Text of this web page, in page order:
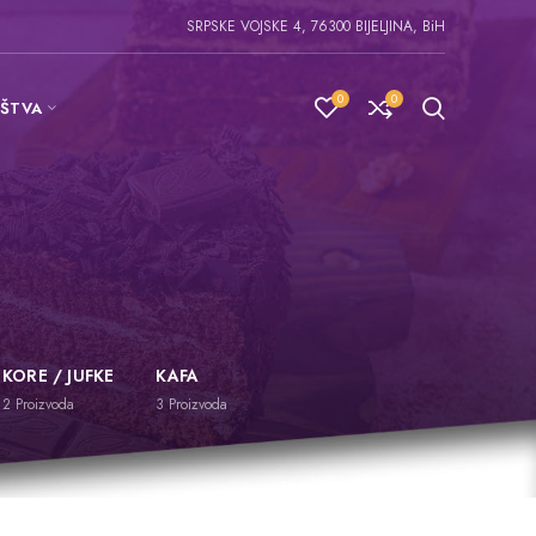
SRPSKE VOJSKE 4, 76300 BIJELJINA, BiH
0 0
KORE / JUFKE
2 Proizvoda
KAFA
3 Proizvoda